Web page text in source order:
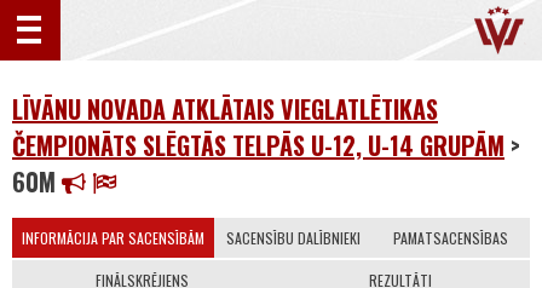
LĪVĀNU NOVADA ATKLĀTAIS VIEGLATLĒTIKAS
ČEMPIONĀTS SLĒGTĀS TELPĀS U-12, U-14 GRUPĀM >
60M
INFORMĀCIJA PAR SACENSĪBĀM SACENSĪBU DALĪBNIEKI PAMATSACENSĪBAS
FINĀLSKRĒJIENS REZULTĀTI